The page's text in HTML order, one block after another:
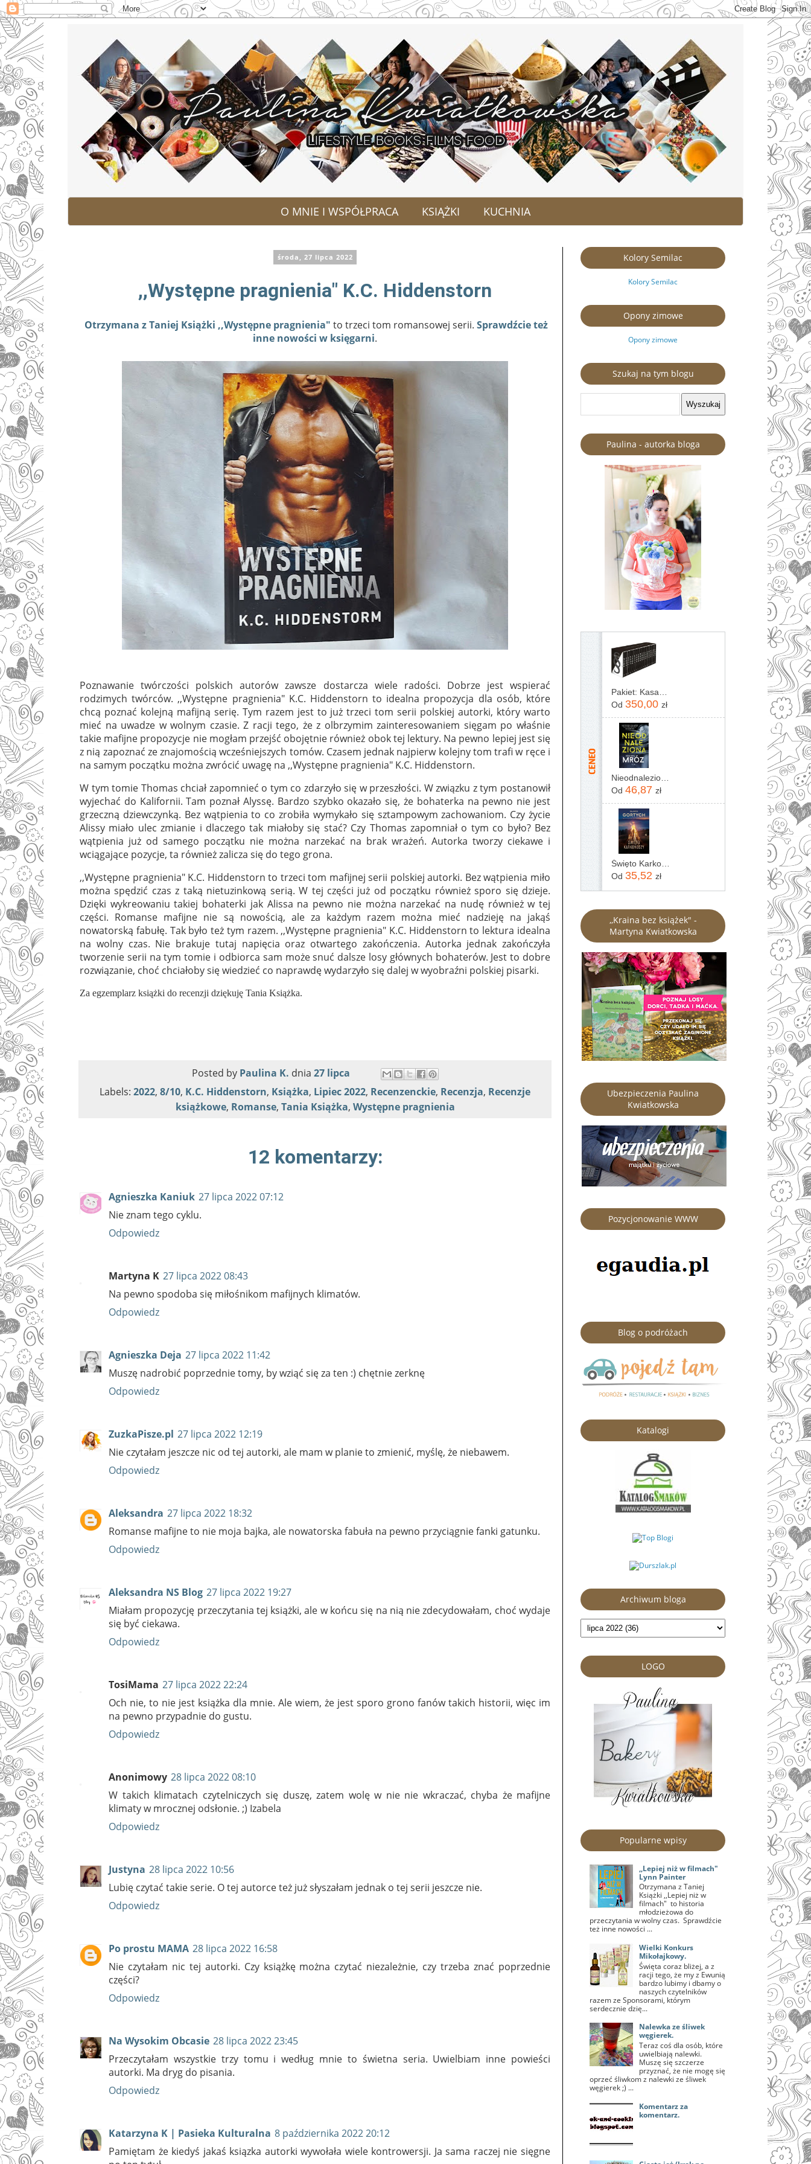
O MNIE I WSPÓŁPRACA KSIĄŻKI KUCHNIA
środa, 27 lipca 2022
,,Występne pragnienia" K.C. Hiddenstorn
Otrzymana z Taniej Książki ,,Występne pragnienia" to trzeci tom romansowej serii. Sprawdźcie też
inne nowości w księgarni.
Poznawanie twórczości polskich autorów zawsze dostarcza wiele radości. Dobrze jest wspierać
rodzimych twórców. ,,Występne pragnienia" K.C. Hiddenstorn to idealna propozycja dla osób, które
chcą poznać kolejną mafijną serię. Tym razem jest to już trzeci tom serii polskiej autorki, który warto
mieć na uwadze w wolnym czasie. Z racji tego, że z olbrzymim zainteresowaniem sięgam po właśnie
takie mafijne propozycje nie mogłam przejść obojętnie również obok tej lektury. Na pewno lepiej jest się
z nią zapoznać ze znajomością wcześniejszych tomów. Czasem jednak najpierw kolejny tom trafi w ręce i
na samym początku można zwrócić uwagę na ,,Występne pragnienia" K.C. Hiddenstorn.
W tym tomie Thomas chciał zapomnieć o tym co zdarzyło się w przeszłości. W związku z tym postanowił
wyjechać do Kalifornii. Tam poznał Alyssę. Bardzo szybko okazało się, że bohaterka na pewno nie jest
grzeczną dziewczynką. Bez wątpienia to co zrobiła wymykało się sztampowym zachowaniom. Czy życie
Alissy miało ulec zmianie i dlaczego tak miałoby się stać? Czy Thomas zapomniał o tym co było? Bez
wątpienia już od samego początku nie można narzekać na brak wrażeń. Autorka tworzy ciekawe i
wciągające pozycje, ta również zalicza się do tego grona.
,,Występne pragnienia" K.C. Hiddenstorn to trzeci tom mafijnej serii polskiej autorki. Bez wątpienia miło
można spędzić czas z taką nietuzinkową serią. W tej części już od początku również sporo się dzieje.
Dzięki wykreowaniu takiej bohaterki jak Alissa na pewno nie można narzekać na nudę również w tej
części. Romanse mafijne nie są nowością, ale za każdym razem można mieć nadzieję na jakąś
nowatorską fabułę. Tak było też tym razem. ,,Występne pragnienia" K.C. Hiddenstorn to lektura idealna
na wolny czas. Nie brakuje tutaj napięcia oraz otwartego zakończenia. Autorka jednak zakończyła
tworzenie serii na tym tomie i odbiorca sam może snuć dalsze losy głównych bohaterów. Jest to dobre
rozwiązanie, choć chciałoby się wiedzieć co naprawdę wydarzyło się dalej w wyobraźni polskiej pisarki.
Za egzemplarz książki do recenzji dziękuję Tania Książka.
Posted by Paulina K. dnia 27 lipca
Labels: 2022, 8/10, K.C. Hiddenstorn, Książka, Lipiec 2022, Recenzenckie, Recenzja, Recenzje
książkowe, Romanse, Tania Książka, Występne pragnienia
12 komentarzy:
Agnieszka Kaniuk 27 lipca 2022 07:12
Nie znam tego cyklu.
Odpowiedz
Martyna K 27 lipca 2022 08:43
Na pewno spodoba się miłośnikom mafijnych klimatów.
Odpowiedz
Agnieszka Deja 27 lipca 2022 11:42
Muszę nadrobić poprzednie tomy, by wziąć się za ten :) chętnie zerknę
Odpowiedz
ZuzkaPisze.pl 27 lipca 2022 12:19
Nie czytałam jeszcze nic od tej autorki, ale mam w planie to zmienić, myślę, że niebawem.
Odpowiedz
Aleksandra 27 lipca 2022 18:32
Romanse mafijne to nie moja bajka, ale nowatorska fabuła na pewno przyciągnie fanki gatunku.
Odpowiedz
Aleksandra NS Blog 27 lipca 2022 19:27
Miałam propozycję przeczytania tej książki, ale w końcu się na nią nie zdecydowałam, choć wydaje
się być ciekawa.
Odpowiedz
TosiMama 27 lipca 2022 22:24
Och nie, to nie jest książka dla mnie. Ale wiem, że jest sporo grono fanów takich historii, więc im
na pewno przypadnie do gustu.
Odpowiedz
Anonimowy 28 lipca 2022 08:10
W takich klimatach czytelniczych się duszę, zatem wolę w nie nie wkraczać, chyba że mafijne
klimaty w mrocznej odsłonie. ;) Izabela
Odpowiedz
Justyna 28 lipca 2022 10:56
Lubię czytać takie serie. O tej autorce też już słyszałam jednak o tej serii jeszcze nie.
Odpowiedz
Po prostu MAMA 28 lipca 2022 16:58
Nie czytałam nic tej autorki. Czy książkę można czytać niezależnie, czy trzeba znać poprzednie
części?
Odpowiedz
Na Wysokim Obcasie 28 lipca 2022 23:45
Przeczytałam wszystkie trzy tomu i według mnie to świetna seria. Uwielbiam inne powieści
autorki. Ma dryg do pisania.
Odpowiedz
Katarzyna K | Pasieka Kulturalna 8 października 2022 20:12
Pamiętam że kiedyś jakaś ksiązka autorki wywołała wiele kontrowersji. Ja sama raczej nie sięgne
Kolory Semilac
Kolory Semilac
Opony zimowe
Opony zimowe
Szukaj na tym blogu
Paulina - autorka bloga
Od 350,00 zł
Od 46,87 zł
Od 35,52 zł
,,Kraina bez książek" -
Martyna Kwiatkowska
Ubezpieczenia Paulina
Kwiatkowska
Pozycjonowanie WWW
Blog o podróżach
Katalogi
Archiwum bloga
LOGO
Popularne wpisy
,,Lepiej niż w filmach"
Lynn Painter
Otrzymana z Taniej
Książki ,,Lepiej niż w
filmach" to historia
młodzieżowa do
przeczytania w wolny czas. Sprawdźcie
też inne nowości ...
Wielki Konkurs
Mikołajkowy.
Święta coraz bliżej, a z
racji tego, że my z Ewunią
bardzo lubimy i dbamy o
naszych czytelników
razem ze Sponsorami, którym
serdecznie dzię...
Nalewka ze śliwek
węgierek.
Teraz coś dla osób, które
uwielbiają nalewki.
Muszę się szczerze
przyznać, że nie mogę się
oprzeć śliwkom z nalewki ze śliwek
węgierek ;) ...
Komentarz za
komentarz.